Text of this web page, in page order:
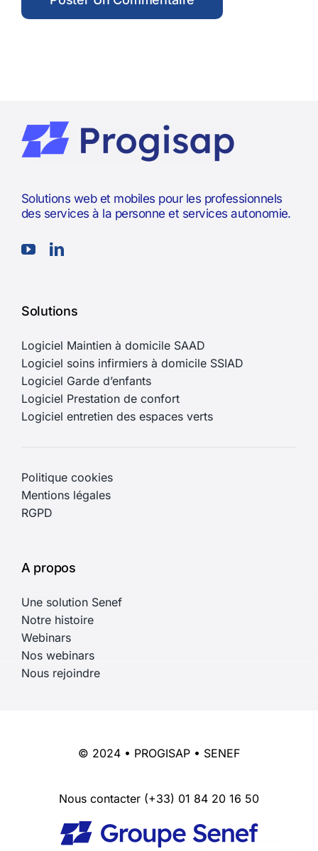
Solutions web et mobiles pour les professionnels
des services à la personne et services autonomie.
Solutions
Logiciel Maintien à domicile SAAD
Logiciel soins infirmiers à domicile SSIAD
Logiciel Garde d’enfants
Logiciel Prestation de confort
Logiciel entretien des espaces verts
Politique cookies
Mentions légales
RGPD
A propos
Une solution Senef
Notre histoire
Webinars
Nos webinars
Nous rejoindre
© 2024 • PROGISAP • SENEF
Nous contacter (+33) 01 84 20 16 50
English